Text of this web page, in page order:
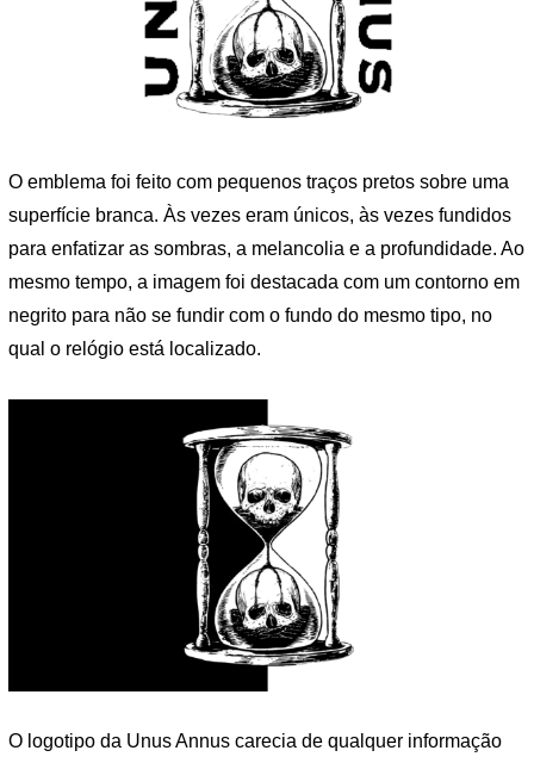
O emblema foi feito com pequenos traços pretos sobre uma
superfície branca. Às vezes eram únicos, às vezes fundidos
para enfatizar as sombras, a melancolia e a profundidade. Ao
mesmo tempo, a imagem foi destacada com um contorno em
negrito para não se fundir com o fundo do mesmo tipo, no
qual o relógio está localizado.
O logotipo da Unus Annus carecia de qualquer informação